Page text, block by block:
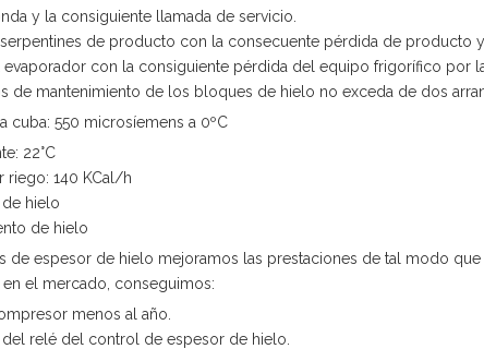
y la consiguiente llamada de servicio.
de producto con la consecuente pérdida de producto
con la consiguiente pérdida del equipo frigorífico por
de mantenimiento de los bloques de hielo no exceda de dos
550 microsíemens a 0ºC
22°C
riego: 140 KCal/h
hielo
de hielo
de espesor de hielo mejoramos las prestaciones de tal modo que
en el mercado, conseguimos:
menos al año.
relé del control de espesor de hielo.